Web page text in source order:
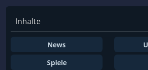
Inhalte
News
Spiele